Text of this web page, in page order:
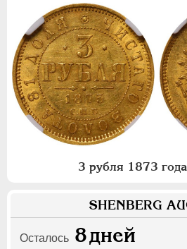
3 рубля 1873
SHENBERG
Осталось 8дней